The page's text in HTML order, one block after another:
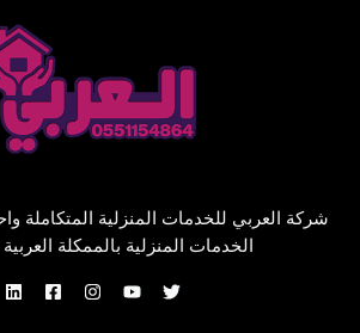
شركة العربي للخدمات المنزلية المتكاملة
الخدمات المنزلية بالممكلة